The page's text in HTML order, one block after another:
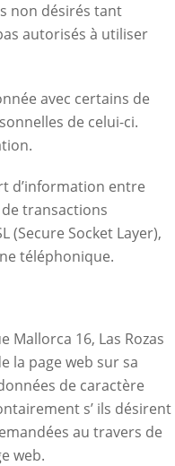
non désirés tant
autorisés à utiliser
avec certains de
de celui-ci.
d’information entre
de transactions
Socket Layer),
téléphonique.
Mallorca 16, Las Rozas
la page web sur sa
de caractère
s’ ils désirent
au travers de
web.